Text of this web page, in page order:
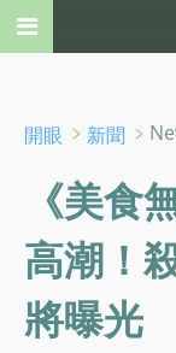
開眼 ﹥ 新聞
《美食
高潮！
將曝光